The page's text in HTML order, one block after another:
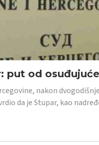
put od
nakon
da je Stupar, kao